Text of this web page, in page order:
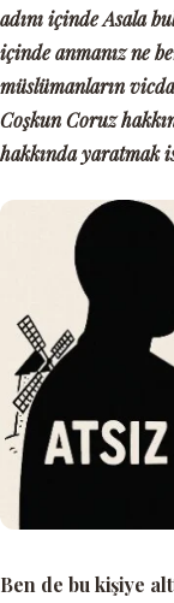
adını içinde Asala
içinde anmanız ne
müslümanların
Coşkun Coruz
hakkında yaratmak
Ben de bu kişiye